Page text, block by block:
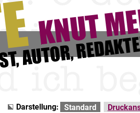
Darstellung: Standard